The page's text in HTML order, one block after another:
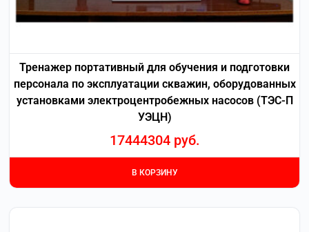
Тренажер портативный для обучения и подготовки
персонала по эксплуатации скважин, оборудованных
установками электроцентробежных насосов (ТЭС-П
УЭЦН)
17444304 руб.
В КОРЗИНУ